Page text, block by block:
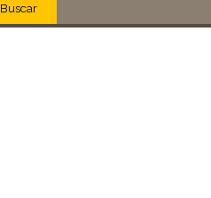
Buscar